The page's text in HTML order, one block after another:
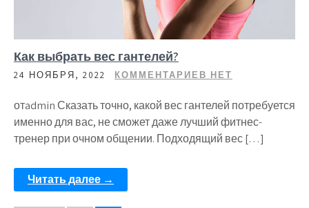
Как выбрать вес гантелей?
24 НОЯБРЯ, 2022 КОММЕНТАРИЕВ НЕТ
отadmin Сказать точно, какой вес гантелей потребуется
именно для вас, не сможет даже лучший фитнес-
тренер при очном общении. Подходящий вес […]
Читать далее →